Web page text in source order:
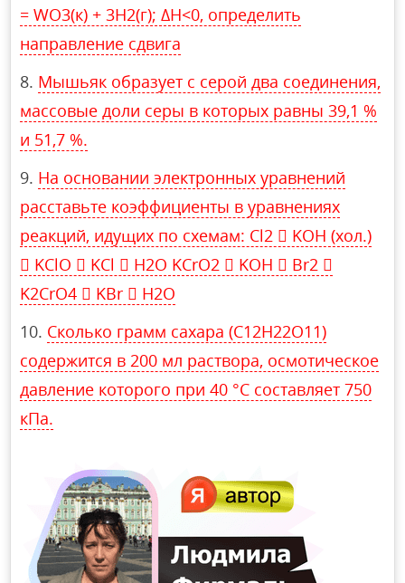
= WO3(к) + 3H2(г); ΔH<0, определить
направление сдвига
Мышьяк образует с серой два соединения,
массовые доли серы в которых равны 39,1 %
и 51,7 %.
На основании электронных уравнений
расставьте коэффициенты в уравнениях
реакций, идущих по схемам: Cl2  KOH (хол.)
 KClO  KCl  H2O KCrO2  KOH  Br2 
K2CrO4  KBr  H2O
Сколько грамм сахара (С12Н22О11)
содержится в 200 мл раствора, осмотическое
давление которого при 40 °С составляет 750
кПа.